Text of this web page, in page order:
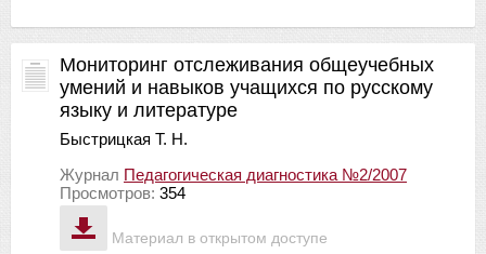
Материал в открытом доступе
Мониторинг отслеживания общеучебных
умений и навыков учащихся по русскому
языку и литературе
Быстрицкая Т. Н.
Журнал Педагогическая диагностика №2/2007
Просмотров: 354